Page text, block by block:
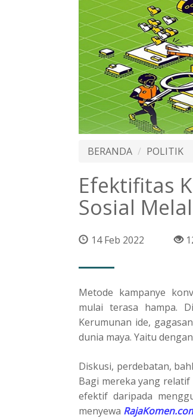
BERANDA POLITIK
Efektifitas
Sosial
14 Feb 2022
Metode kampanye
mulai terasa hampa.
Kerumunan ide,
dunia maya. Yaitu
Diskusi, perdebatan,
Bagi mereka yang
efektif daripada
menyewa